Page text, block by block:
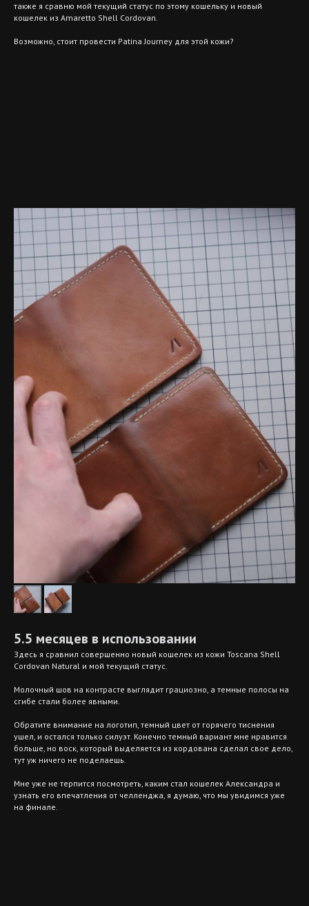
также я сравню мой текущий статус по этому кошельку и новый
кошелек из Amaretto Shell Cordovan.
Возможно, стоит провести Patina Journey для этой кожи?
5.5 месяцев в использовании
Здесь я сравнил совершенно новый кошелек из кожи Toscana Shell
Cordovan Natural и мой текущий статус.
Молочный шов на контрасте выглядит грациозно, а темные полосы на
сгибе стали более явными.
Обратите внимание на логотип, темный цвет от горячего тиснения
ушел, и остался только силуэт. Конечно темный вариант мне нравится
больше, но воск, который выделяется из кордована сделал свое дело,
тут уж ничего не поделаешь.
Мне уже не терпится посмотреть, каким стал кошелек Александра и
узнать его впечатления от челленджа, я думаю, что мы увидимся уже
на финале.